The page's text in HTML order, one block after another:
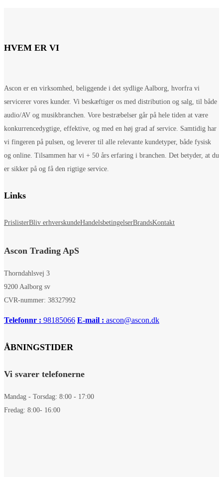
HVEM ER VI
Ascon er en virksomhed, beliggende i det sydlige Aalborg, hvorfra vi
servicerer vores kunder. Vi beskæftiger os med distribution og salg, til både
audio/AV og musikbranchen. Vore bestræbelser går på hele tiden at være
konkurrencedygtige, effektive, og med en høj grad af service. Samtidig har
vi fingeren på pulsen, og leverer til alle relevante kundetyper, både fysisk
og online. Tilsammen har vi + 50 års erfaring i branchen. Det betyder, at du
er sikker på og få den rigtige service.
Links
PrislisterBliv erhverskundeHandelsbetingelserBrandsKontakt
Ascon Trading ApS
Thorndahlsvej 3
9200 Aalborg sv
CVR-nummer: 38327992
Telefonnr : 98185066 E-mail : ascon@ascon.dk
ÅBNINGSTIDER
Vi svarer telefonerne
Mandag - Torsdag: 8:00 - 17:00
Fredag: 8:00- 16:00